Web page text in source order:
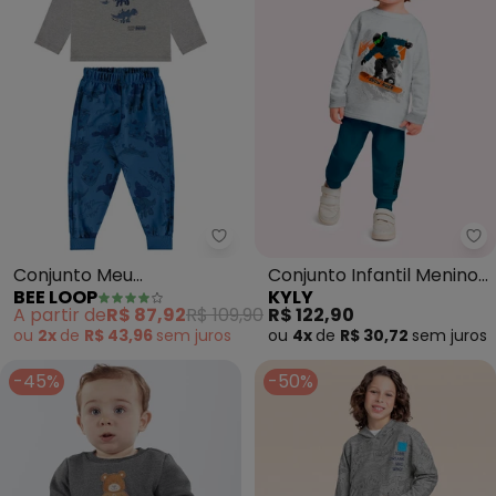
Bee Loop - Conjunto Meu
Conjunto Meu
Dinossaurinho Infantil
Cinza
BEE LOOP
A partir deR$ 87,92R$ 109,90
ou 2x de R$ 43,96 sem juros
Conjunto Infantil Menino
Estampa (Cinza)
KYLY
R$ 122,90
ou 4x de R$ 30,72 sem juros
-45% -50%